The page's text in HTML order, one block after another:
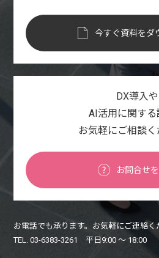
今すぐ資料をダ
DX導入や
AI活用に関する
お気軽にご相談く
お問合せ
お電話でも承ります。お気軽にご連絡く
TEL. 03-6383-3261 平日9:00 〜 18:00